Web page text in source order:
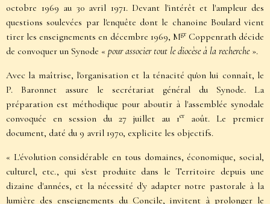
octobre 1969 au 30 avril 1971. Devant l'intérêt et l'ampleur des
questions soulevées par l'enquête dont le chanoine Boulard vient
tirer les enseignements en décembre 1969, MgrCoppenrath décide
de convoquer un Synode « pour associer tout le diocèse à la recherche ».
Avec la maîtrise, l'organisation et la ténacité qu'on lui connaît, le
P. Baronnet assure le secrétariat général du Synode. La
préparation est méthodique pour aboutir à l'assemblée synodale
convoquée en session du 27 juillet au 1er
août. Le premier
document, daté du 9 avril 1970, explicite les objectifs.
« L'évolution considérable en tous domaines, économique, social,
culturel, etc., qui s'est produite dans le Territoire depuis une
dizaine d'années, et la nécessité d'y adapter notre pastorale à la
lumière des enseignements du Concile, invitent à prolonger le